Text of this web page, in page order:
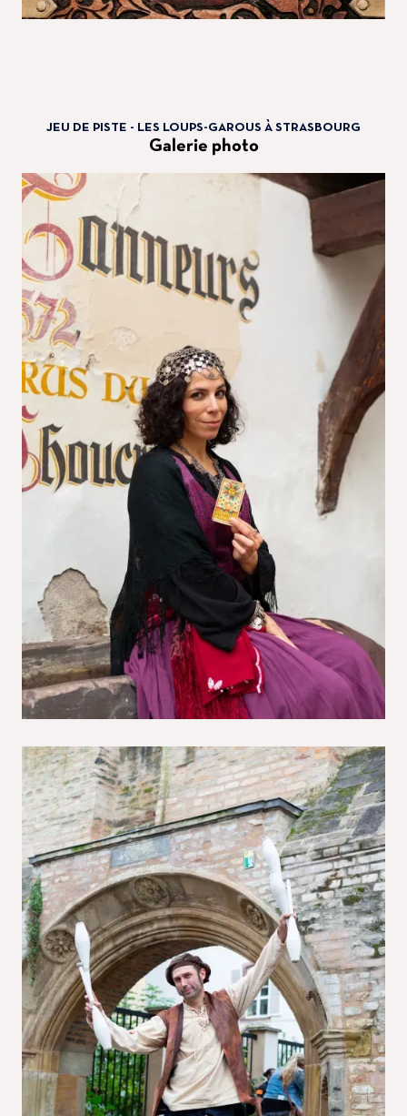
Galerie photo
JEU DE PISTE - LES LOUPS-GAROUS À STRASBOURG